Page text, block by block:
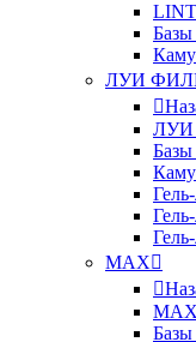
ЛУИ
MAX
MAX